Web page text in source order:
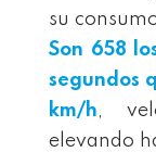
su
Son 658
segundos
km/h,
elevando